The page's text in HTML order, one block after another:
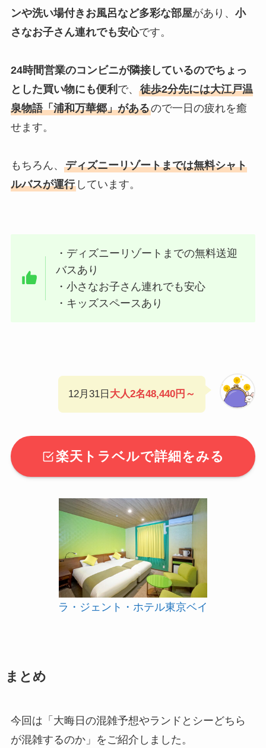
ンや洗い場付きお風呂など多彩な部屋があり、 小
さなお子さん連れでも安心です。
24時間営業のコンビニが隣接しているのでちょっ
とした買い物にも便利 で、 徒歩2分先には大江戸温
泉物語「浦和万華郷」があるので一日の疲れを癒
せます。
もちろん、 ディズニーリゾートまでは無料シャト
ルバスが運行しています。
・ディズニーリゾートまでの無料送迎
バスあり
・小さなお子さん連れでも安心
・キッズスペースあり
12月31日 大人2名48,440円～
楽天トラベルで詳細をみる
ラ・ジェント・ホテル東京ベイ
まとめ
今回は「大晦日の混雑予想やランドとシーどちら
が混雑するのか」をご紹介しました。